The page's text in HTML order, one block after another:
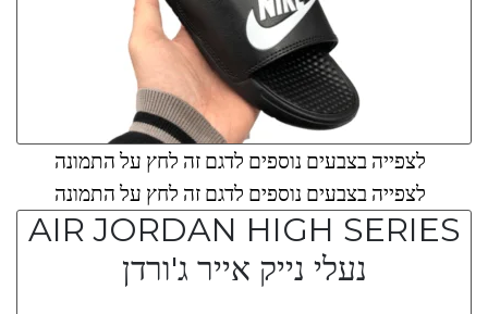
לצפייה בצבעים נוספים לדגם זה לחץ על התמונה
לצפייה בצבעים נוספים לדגם זה לחץ על התמונה
AIR JORDAN HIGH SERIES
נעלי נייק אייר ג'ורדן